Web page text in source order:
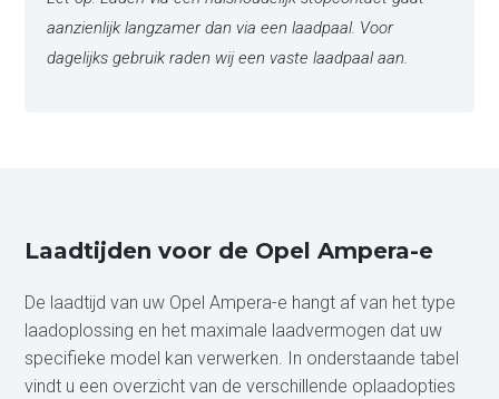
aanzienlijk langzamer dan via een laadpaal. Voor
dagelijks gebruik raden wij een vaste laadpaal aan.
Laadtijden voor de Opel Ampera-e
De laadtijd van uw Opel Ampera-e hangt af van het type
laadoplossing en het maximale laadvermogen dat uw
specifieke model kan verwerken. In onderstaande tabel
vindt u een overzicht van de verschillende oplaadopties